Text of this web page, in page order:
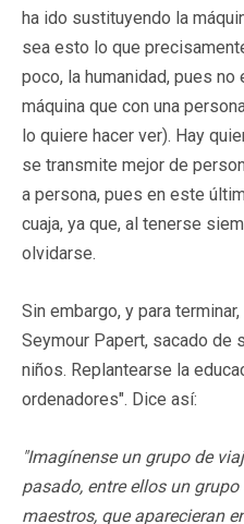
ha ido sustituyendo la
sea esto lo que
poco, la humanidad, pues
máquina que con una
lo quiere hacer ver). Hay
se transmite mejor de
a persona, pues en este
cuaja, ya que, al tenerse
olvidarse.
Sin embargo, y para
Seymour Papert, sacado de
niños. Replantearse la
ordenadores". Dice así:
"Imagínense un grupo de
pasado, entre ellos un
maestros, que aparecieran